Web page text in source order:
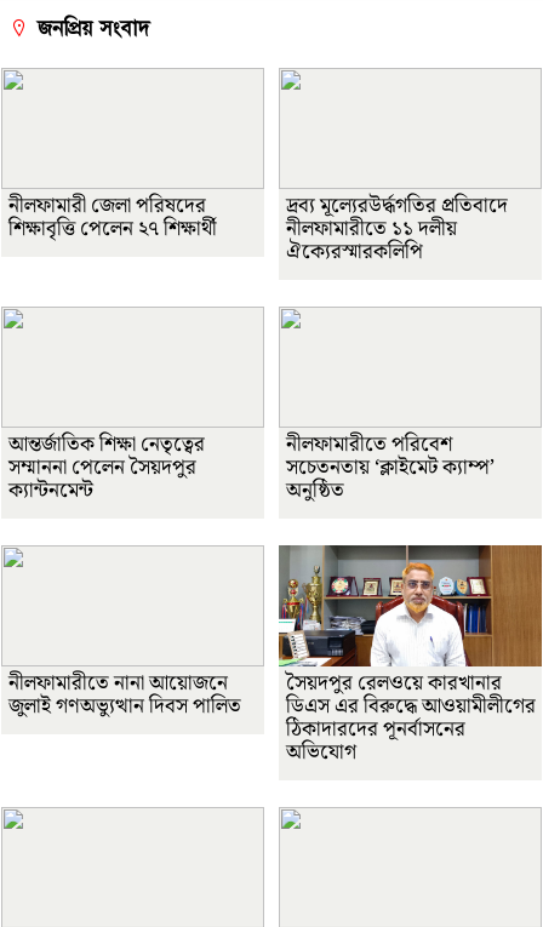
জনপ্রিয় সংবাদ
নীলফামারী জেলা পরিষদের
শিক্ষাবৃত্তি পেলেন ২৭ শিক্ষার্থী
দ্রব্য মূল্যেরউর্দ্ধগতির প্রতিবাদে
নীলফামারীতে ১১ দলীয়
ঐক্যেরস্মারকলিপি
আন্তর্জাতিক শিক্ষা নেতৃত্বের
সম্মাননা পেলেন সৈয়দপুর
ক্যান্টনমেন্ট
নীলফামারীতে পরিবেশ
সচেতনতায় ‘ক্লাইমেট ক্যাম্প’
অনুষ্ঠিত
নীলফামারীতে নানা আয়োজনে
জুলাই গণঅভ্যুত্থান দিবস পালিত
সৈয়দপুর রেলওয়ে কারখানার
ডিএস এর বিরুদ্ধে আওয়ামীলীগের
ঠিকাদারদের পূনর্বাসনের
অভিযোগ